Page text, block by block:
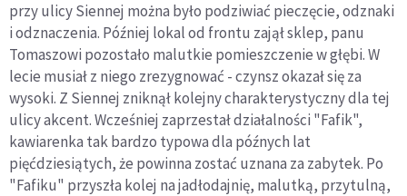
przy ulicy Siennej można było podziwiać pieczęcie, odznaki
i odznaczenia. Później lokal od frontu zajął sklep, panu
Tomaszowi pozostało malutkie pomieszczenie w głębi. W
lecie musiał z niego zrezygnować - czynsz okazał się za
wysoki. Z Siennej zniknął kolejny charakterystyczny dla tej
ulicy akcent. Wcześniej zaprzestał działalności "Fafik",
kawiarenka tak bardzo typowa dla późnych lat
pięćdziesiątych, że powinna zostać uznana za zabytek. Po
"Fafiku" przyszła kolej na jadłodajnię, malutką, przytulną,